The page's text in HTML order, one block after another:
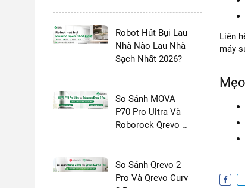
Robot Hút Bụi Lau
Nhà Nào Lau Nhà
Sạch Nhất 2026?
So Sánh MOVA
P70 Pro Ultra Và
Roborock Qrevo 2
So Sánh Qrevo 2
Pro Và Qrevo Curv
Liên
máy